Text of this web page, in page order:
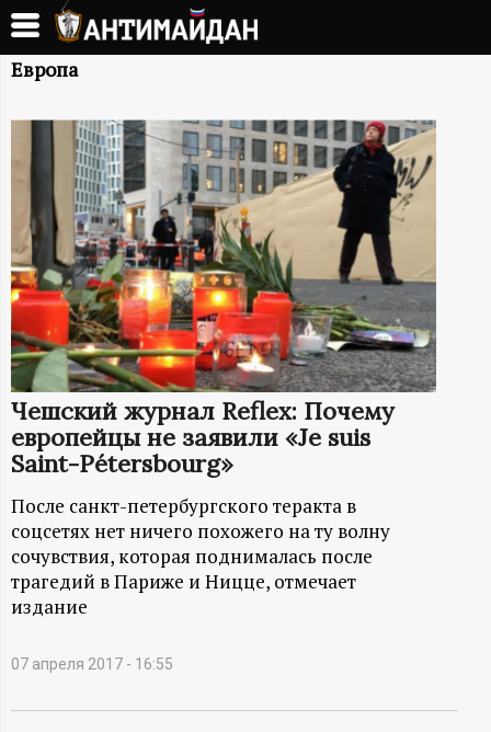
Перейти
основному
А
Н
Т
И
М
А
Й
Д
А
Н
-
и
н
Европа
Чешский журнал Reflex: Почему
европейцы не заявили «Je suis
Saint-Pétersbourg»
После санкт-петербургского теракта в
соцсетях нет ничего похожего на ту волну
сочувствия, которая поднималась после
трагедий в Париже и Ницце, отмечает
издание
07 апреля 2017 - 16:55